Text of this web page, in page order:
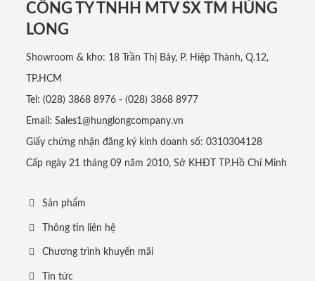
CÔNG TY TNHH MTV SX TM HÙNG
LONG
Showroom & kho: 18 Trần Thị Bảy, P. Hiệp Thành, Q.12,
TP.HCM
Tel: (028) 3868 8976 - (028) 3868 8977
Email: Sales1@hunglongcompany.vn
Giấy chứng nhận đăng ký kinh doanh số: 0310304128
Cấp ngày 21 tháng 09 năm 2010, Sở KHĐT TP.Hồ Chí Minh
Sản phẩm
Thông tin liên hệ
Chương trình khuyến mãi
Tin tức